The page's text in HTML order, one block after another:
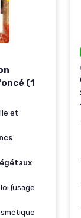
(1
et
(usage